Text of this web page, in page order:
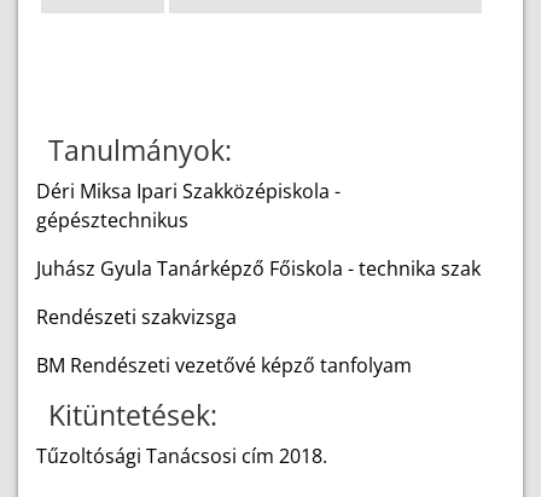
Tanulmányok:
Déri Miksa Ipari Szakközépiskola -
gépésztechnikus
Juhász Gyula Tanárképző Főiskola - technika szak
Rendészeti szakvizsga
BM Rendészeti vezetővé képző tanfolyam
Kitüntetések:
Tűzoltósági Tanácsosi cím 2018.